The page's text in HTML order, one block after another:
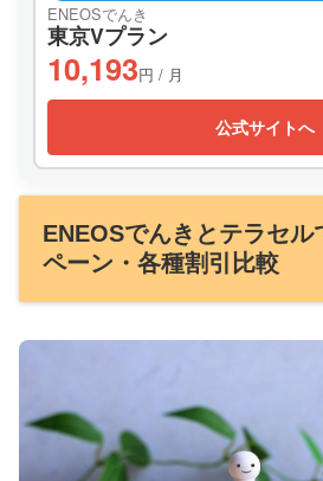
ENEOSでんき
東京Vプラン
10,193円 / 月
公式サイトへ
ENEOSでんきとテラセル
ペーン・各種割引比較